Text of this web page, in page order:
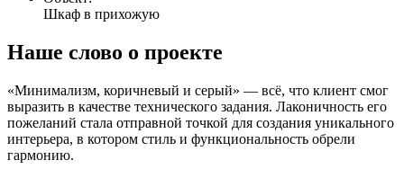
Шкаф в прихожую
Наше слово о проекте
«Минимализм, коричневый и серый» — всё, что клиент смог
выразить в качестве технического задания. Лаконичность его
пожеланий стала отправной точкой для создания уникального
интерьера, в котором стиль и функциональность обрели
гармонию.